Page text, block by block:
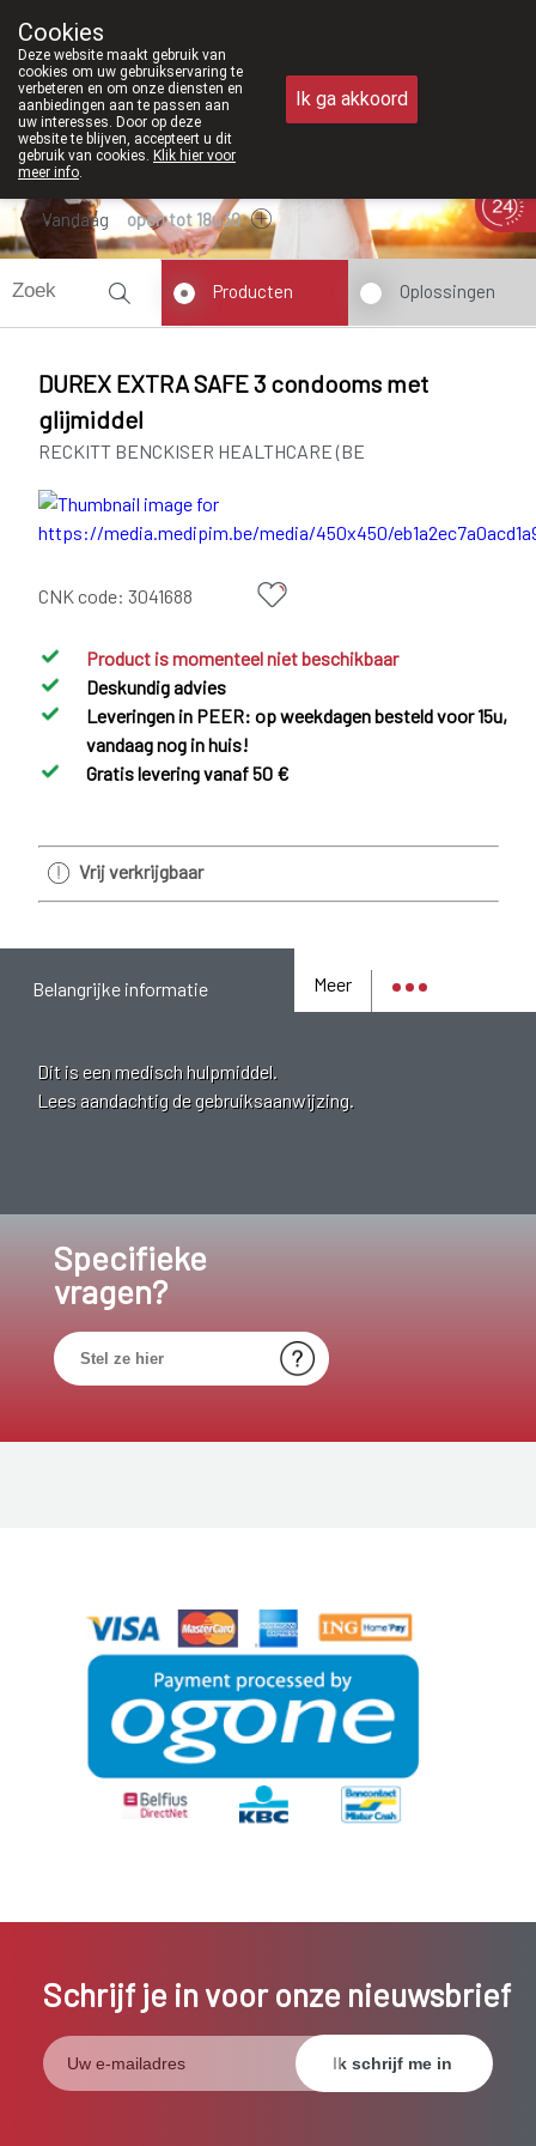
011/610300
Vandaag open tot 18u30
Producten Oplossingen
DUREX EXTRA SAFE 3 condooms met
glijmiddel
RECKITT BENCKISER HEALTHCARE (BE
CNK code: 3041688
Product is momenteel niet beschikbaar
Deskundig advies
Leveringen in PEER: op weekdagen besteld voor 15u,
vandaag nog in huis!
Gratis levering vanaf 50 €
Vrij verkrijgbaar
Meer
Belangrijke informatie
Dit is een medisch hulpmiddel.
Lees aandachtig de gebruiksaanwijzing.
Specifieke
vragen?
Schrijf je in voor onze nieuwsbrief
Cookies
Deze website maakt gebruik van
cookies om uw gebruikservaring te
verbeteren en om onze diensten en
aanbiedingen aan te passen aan
uw interesses. Door op deze
website te blijven, accepteert u dit
gebruik van cookies. Klik hier voor
meer info.
Ik ga akkoord